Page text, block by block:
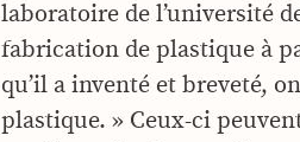
laboratoire de l’université
fabrication de plastique à
qu’il a inventé et breveté,
plastique. » Ceux-ci